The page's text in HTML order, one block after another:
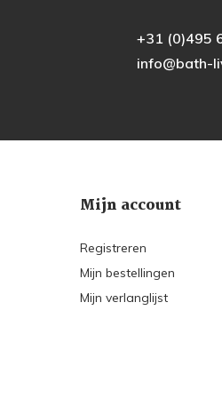
+31 (0)495
info@bath-
Mijn account
Registreren
Mijn bestellingen
Mijn verlanglijst